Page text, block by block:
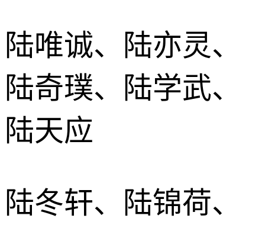
陆唯诚、陆亦灵、
陆奇璞、陆学武、
陆天应
陆冬轩、陆锦荷、